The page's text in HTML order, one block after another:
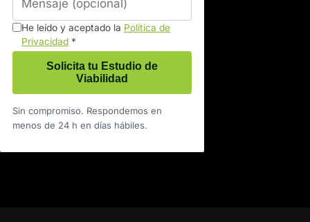
He leído y aceptado la Política de
Privacidad *
Solicita tu Estudio de
Viabilidad
Sin compromiso. Respondemos en
menos de 24 h en días hábiles.